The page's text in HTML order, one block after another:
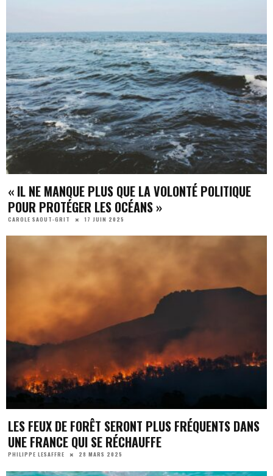
« IL NE MANQUE PLUS QUE LA VOLONTÉ POLITIQUE
POUR PROTÉGER LES OCÉANS »
CAROLE SAOUT-GRIT 17 JUIN 2025
LES FEUX DE FORÊT SERONT PLUS FRÉQUENTS DANS
UNE FRANCE QUI SE RÉCHAUFFE
PHILIPPE LESAFFRE 28 MARS 2025